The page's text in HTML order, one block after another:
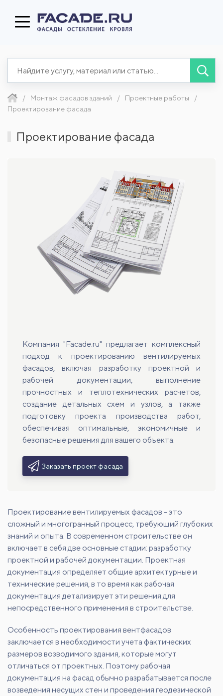
Монтаж фасадов зданий
Проектные работы
Проектирование фасада
Проектирование фасада
Компания "Facade.ru" предлагает комплексный
подход к проектированию вентилируемых
фасадов, включая разработку проектной и
рабочей документации, выполнение
прочностных и теплотехнических расчетов,
создание детальных схем и узлов, а также
подготовку проекта производства работ,
обеспечивая оптимальные, экономичные и
безопасные решения для вашего объекта.
Заказать проект фасада
Проектирование вентилируемых фасадов - это
сложный и многогранный процесс, требующий глубоких
знаний и опыта. В современном строительстве он
включает в себя две основные стадии: разработку
проектной и рабочей документации. Проектная
документация определяет общие архитектурные и
технические решения, в то время как рабочая
документация детализирует эти решения для
непосредственного применения в строительстве.
Особенность проектирования вентфасадов
заключается в необходимости учета фактических
размеров возводимого здания, которые могут
отличаться от проектных. Поэтому рабочая
документация на фасад обычно разрабатывается после
возведения несущих стен и проведения геодезической